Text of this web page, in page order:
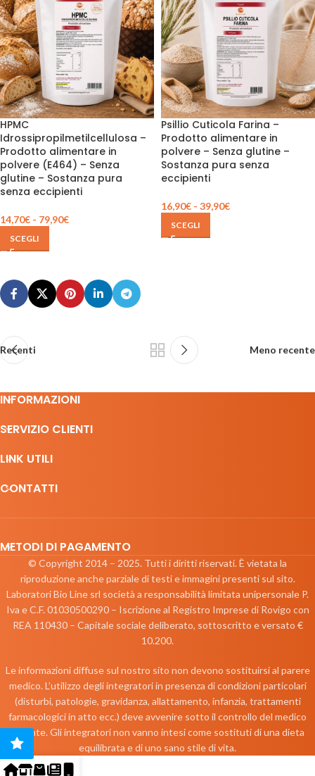
HPMC
Idrossipropilmetilcellulosa –
Prodotto alimentare in
polvere (E464) – Senza
glutine – Sostanza pura
senza eccipienti
14,70€ - 79,90€
SCEGLI
Psillio Cuticola Farina –
Prodotto alimentare in
polvere – Senza glutine –
Sostanza pura senza
eccipienti
16,90€ - 39,90€
SCEGLI
Recenti Meno recente
INFORMAZIONI
SERVIZIO CLIENTI
LINK UTILI
CONTATTI
METODI DI PAGAMENTO
© Copyright 2014 – 2025. Tutti i diritti riservati. È vietata la
riproduzione anche parziale di testi e immagini presenti sul sito.
Laboratori Bio Line srl società a responsabilità limitata unipersonale P.
Iva e C.F. 01030500290 – Iscrizione al Registro Imprese di Rovigo con
REA 110430 – Capitale sociale deliberato, sottoscritto e versato €
10.200.
Le informazioni diffuse sul nostro sito non devono sostituirsi al parere
medico. L’utilizzo degli integratori in presenza di condizioni particolari
(disturbi, patologie, gravidanza, allattamento, infanzia, trattamenti
farmacologici in atto ecc.) deve avvenire sotto il controllo del medico
curante. Gli integratori non vanno intesi come sostituti di una dieta
equilibrata e di uno sano stile di vita.